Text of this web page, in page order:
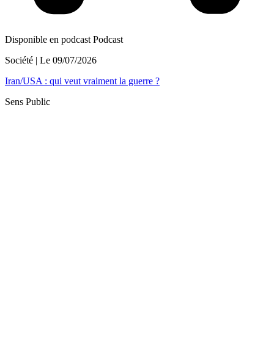
Disponible en podcast Podcast
Société | Le 09/07/2026
Iran/USA : qui veut vraiment la guerre ?
Sens Public